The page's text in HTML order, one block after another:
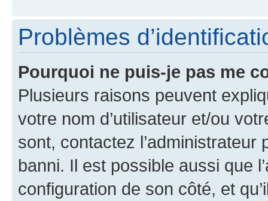
Problèmes
Pourquoi ne puis-je pas me
Plusieurs raisons peuvent
votre nom d’utilisateur et/ou
sont, contactez l’administrateur
banni. Il est possible aussi que
configuration de son côté, et